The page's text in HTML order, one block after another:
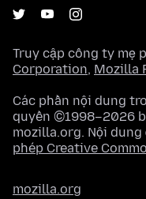
Truy cập công ty mẹ
Corporation, Mozilla
Các phần nội dung
quyền ©1998–2026
mozilla.org. Nội
phép Creative
mozilla.org